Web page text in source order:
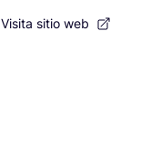
Visita sitio web